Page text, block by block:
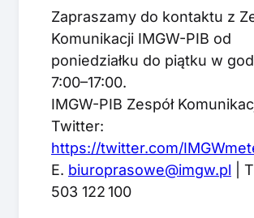
Zapraszamy do kontaktu z
Komunikacji IMGW-PIB od
poniedziałku do piątku w
7:00–17:00.
IMGW-PIB Zespół
Twitter:
https://twitter.com/
E. biuroprasowe@imgw.pl |
503 122 100